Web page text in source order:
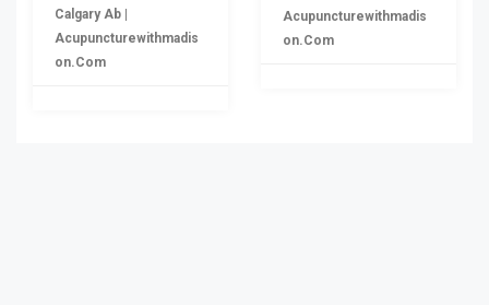
Calgary Ab |
Acupuncturewithmadis
On.com
Acupuncturewithmadis
On.com